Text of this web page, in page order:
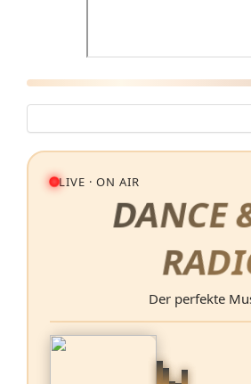
LIVE · ON AIR
DANCE
Der perfekte